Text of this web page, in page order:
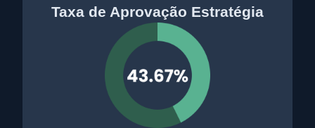
Taxa de Aprovação Estratégia